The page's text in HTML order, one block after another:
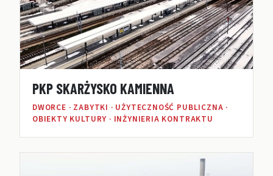
PKP SKARŻYSKO KAMIENNA
DWORCE · ZABYTKI · UŻYTECZNOŚĆ PUBLICZNA ·
OBIEKTY KULTURY · INŻYNIERIA KONTRAKTU